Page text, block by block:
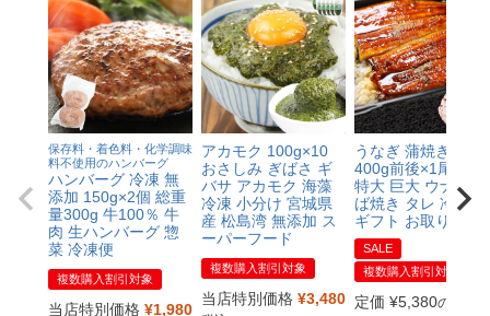
保存料・着色料・化学調味
料不使用のハンバーグ
ハンバーグ 冷凍 無
添加 150g×2個 総重
量300g 牛100％ 牛
肉 生ハンバーグ 惣
菜 冷凍便
複数購入割引対象
当店特別価格 ¥1,980
アカモク 100g×10
おさしみ ぎばさ ギ
バサ アカモク 海藻
冷凍 小分け 宮城県
産 松島湾 無添加 ス
ーパーフード
複数購入割引対象
当店特別価格 ¥3,480
うなぎ 蒲焼き 鰻 約
400g前後×1尾 1本
特大 巨大 ウナギ か
ば焼き タレ 冷凍便
ギフト お取り寄せ
SALE
複数購入割引対象
定価 ¥5,380のところ